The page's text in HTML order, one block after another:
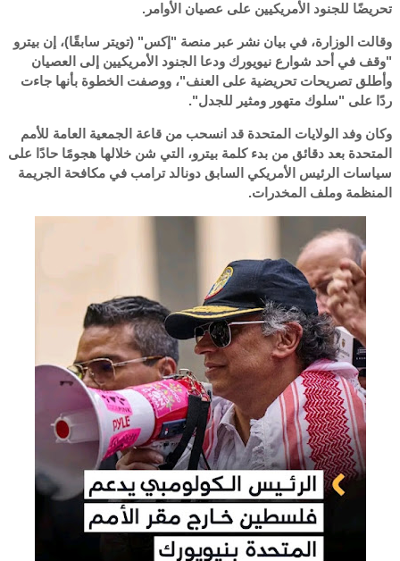
تحريضًا للجنود الأمريكيين على عصيان الأوامر.
وقالت الوزارة، في بيان نشر عبر منصة "إكس" (تويتر سابقًا)، إن بيترو
"وقف في أحد شوارع نيويورك ودعا الجنود الأمريكيين إلى العصيان
وأطلق تصريحات تحريضية على العنف"، ووصفت الخطوة بأنها جاءت
ردًا على "سلوك متهور ومثير للجدل".
وكان وفد الولايات المتحدة قد انسحب من قاعة الجمعية العامة للأمم
المتحدة بعد دقائق من بدء كلمة بيترو، التي شن خلالها هجومًا حادًا على
سياسات الرئيس الأمريكي السابق دونالد ترامب في مكافحة الجريمة
المنظمة وملف المخدرات.